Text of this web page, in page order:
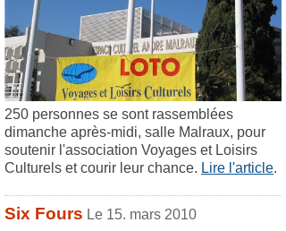
250 personnes se sont rassemblées
dimanche après-midi, salle Malraux, pour
soutenir l'association Voyages et Loisirs
Culturels et courir leur chance. Lire l'article.
Six Fours Le 15. mars 2010